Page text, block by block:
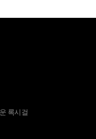
록시걸